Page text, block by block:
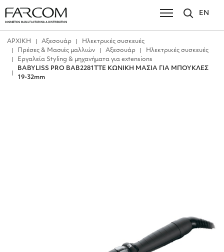
EN
ΑΡΧΙΚΗ Αξεσουάρ
Ηλεκτρικές συσκευές
Πρέσες & Μασιές μαλλιών
Αξεσουάρ
Ηλεκτρικές συσκευές
Εργαλεία Styling & μηχανήματα για extensions
BABYLISS PRO BAB2281TTE ΚΩΝΙΚΗ ΜΑΣΙΑ ΓΙΑ ΜΠΟΥΚΛΕΣ
19-32mm